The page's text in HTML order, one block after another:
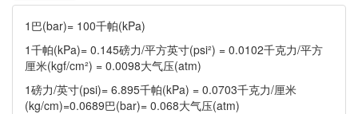
1巴(bar)= 100千帕(kPa)
1千帕(kPa)= 0.145磅力/平方英寸(psi²) = 0.0102千克力/平方
厘米(kgf/cm²) = 0.0098大气压(atm)
1磅力/英寸(psi)= 6.895千帕(kPa) = 0.0703千克力/厘米
(kg/cm)=0.0689巴(bar)= 0.068大气压(atm)